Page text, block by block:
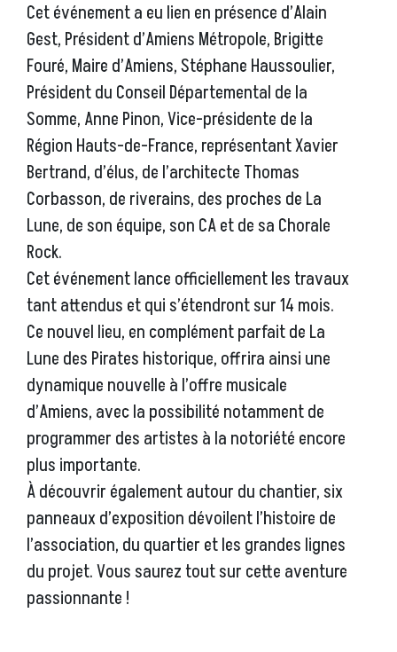
Cet événement a eu lien en présence d’Alain
Gest, Président d’Amiens Métropole, Brigitte
Fouré, Maire d’Amiens, Stéphane Haussoulier,
Président du Conseil Départemental de la
Somme, Anne Pinon, Vice-présidente de la
Région Hauts-de-France, représentant Xavier
Bertrand, d’élus, de l’architecte Thomas
Corbasson, de riverains, des proches de La
Lune, de son équipe, son CA et de sa Chorale
Rock.
Cet événement lance officiellement les travaux
tant attendus et qui s’étendront sur 14 mois.
Ce nouvel lieu, en complément parfait de La
Lune des Pirates historique, offrira ainsi une
dynamique nouvelle à l’offre musicale
d’Amiens, avec la possibilité notamment de
programmer des artistes à la notoriété encore
plus importante.
À découvrir également autour du chantier, six
panneaux d’exposition dévoilent l’histoire de
l’association, du quartier et les grandes lignes
du projet. Vous saurez tout sur cette aventure
passionnante !